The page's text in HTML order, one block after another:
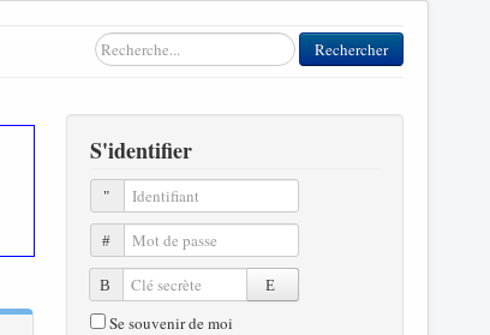
Rechercher Rechercher
S'identifier
Identifiant
Mot de passe
Clé secrète
Se souvenir de moi